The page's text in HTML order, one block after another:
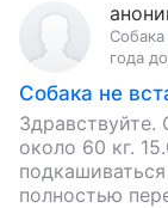
Собака
года
Собака не
Здравствуйте.
около 60 кг.
полностью